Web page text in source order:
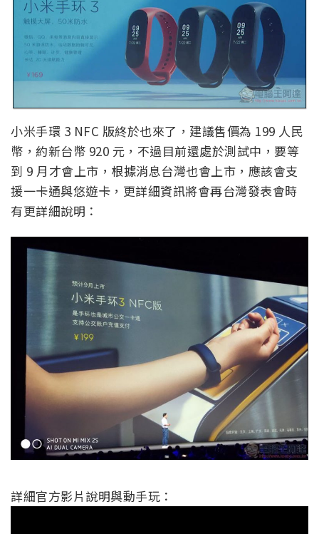
小米手環 3 NFC 版終於也來了，建議售價為 199 人民
幣，約新台幣 920 元，不過目前還處於測試中，要等
到 9 月才會上市，根據消息台灣也會上市，應該會支
援一卡通與悠遊卡，更詳細資訊將會再台灣發表會時
有更詳細說明：
詳細官方影片說明與動手玩：